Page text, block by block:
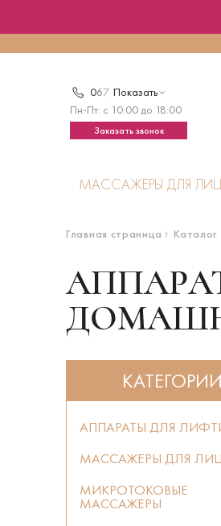
067 Показать
Пн-Пт: с 10:00 до 18:00
Заказать звонок
МАССАЖЕРЫ ДЛЯ
Главная страница Каталог
КАТЕГОРИИ
АППАРАТЫ ДЛЯ
МАССАЖЕРЫ ДЛЯ
МИКРОТОКОВЫЕ
МАССАЖЕРЫ